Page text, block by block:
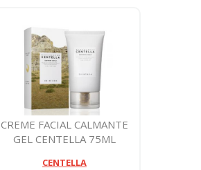
CREME FACIAL CALMANTE
GEL CENTELLA 75ML
CENTELLA